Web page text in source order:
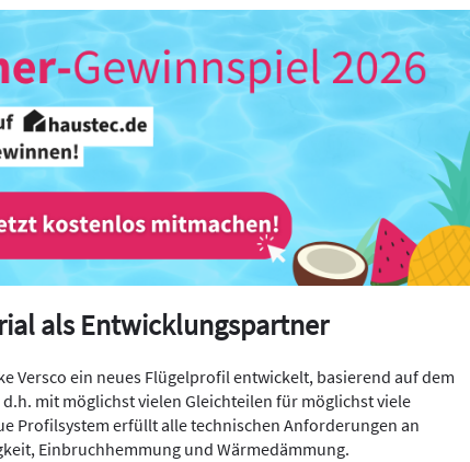
als Entwicklungspartner
Versco ein neues Flügelprofil entwickelt, basierend auf dem
mit möglichst vielen Gleichteilen für möglichst viele
Profilsystem erfüllt alle technischen Anforderungen an
Einbruchhemmung und Wärmedämmung.